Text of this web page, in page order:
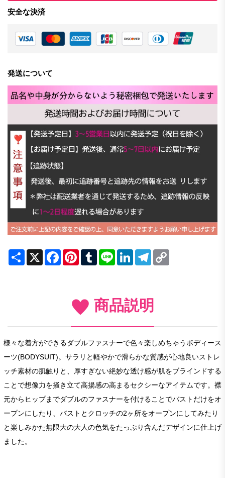
安全な決済
発送について
Share X FacebookPinterestTumblrLine LinkedInTelegram
商品説明
様々な着方ができるダブルファスナーで色々楽しめちゃうボディース
ーツ(BODYSUIT)。サラリと軽やかで滑らかな質感が心地良いストレ
ッチ素材の肌触りと、厚すぎない絶妙な透け感が肌をブラインドする
ことで想像力を掻き立て高揚感の高まるセクシーなアイテムです。襟
元からヒップまでダブルのファスナーを付けることでバストだけをオ
ープンにしたり、バストとクロッチの2ヶ所をオープンにしてみたり
と楽しみかた無限大の大人の色気をたっぷり含んだデザインに仕上げ
ました。